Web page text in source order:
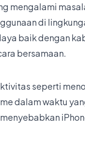
mengalami
di
baik dengan
bersamaan.
seperti
dalam waktu